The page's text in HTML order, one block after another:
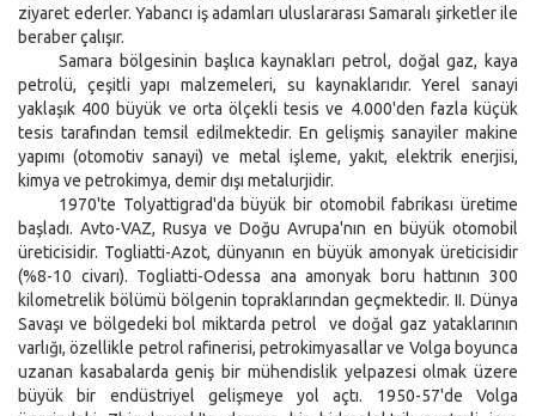
ziyaret ederler. Yabancı iş adamları uluslararası Samaralı şirketler ile
beraber çalışır.
Samara bölgesinin başlıca kaynakları petrol, doğal gaz, kaya
petrolü, çeşitli yapı malzemeleri, su kaynaklarıdır. Yerel sanayi
yaklaşık 400 büyük ve orta ölçekli tesis ve 4.000'den fazla küçük
tesis tarafından temsil edilmektedir. En gelişmiş sanayiler makine
yapımı (otomotiv sanayi) ve metal işleme, yakıt, elektrik enerjisi,
kimya ve petrokimya, demir dışı metalurjidir.
1970'te Tolyattigrad'da büyük bir otomobil fabrikası üretime
başladı. Avto-VAZ, Rusya ve Doğu Avrupa'nın en büyük otomobil
üreticisidir. Togliatti-Azot, dünyanın en büyük amonyak üreticisidir
(%8-10 civarı). Togliatti-Odessa ana amonyak boru hattının 300
kilometrelik bölümü bölgenin topraklarından geçmektedir. II. Dünya
Savaşı ve bölgedeki bol miktarda petrol ve doğal gaz yataklarının
varlığı, özellikle petrol rafinerisi, petrokimyasallar ve Volga boyunca
uzanan kasabalarda geniş bir mühendislik yelpazesi olmak üzere
büyük bir endüstriyel gelişmeye yol açtı. 1950-57'de Volga